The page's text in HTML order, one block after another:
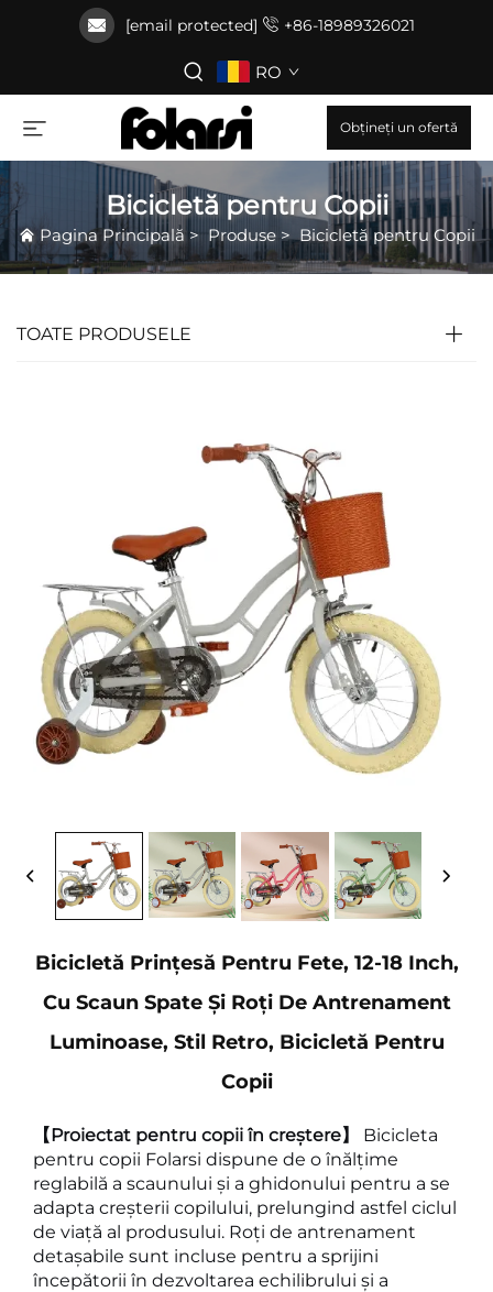
[email protected] +86-18989326021
RO
Obțineți un ofertă
Bicicletă pentru Copii
Pagina Principală > Produse>Bicicletă pentru Copii
TOATE PRODUSELE
Bicicletă Prințesă Pentru Fete, 12-18 Inch,
Cu Scaun Spate Și Roți De Antrenament
Luminoase, Stil Retro, Bicicletă Pentru
Copii
【Proiectat pentru copii în creștere】 Bicicleta
pentru copii Folarsi dispune de o înălțime
reglabilă a scaunului și a ghidonului pentru a se
adapta creșterii copilului, prelungind astfel ciclul
de viață al produsului. Roți de antrenament
detașabile sunt incluse pentru a sprijini
începătorii în dezvoltarea echilibrului și a